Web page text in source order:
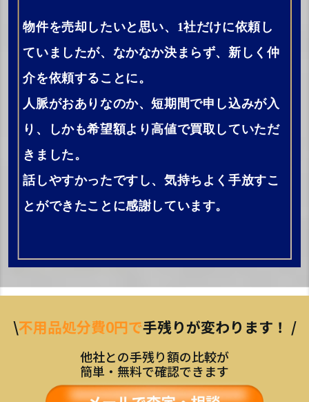
物件を売却したいと思い、1社だけに依頼し
ていましたが、なかなか決まらず、新しく仲
介を依頼することに。
人脈がおありなのか、短期間で申し込みが入
り、しかも希望額より高値で買取していただ
きました。
話しやすかったですし、気持ちよく手放すこ
とができたことに感謝しています。
\不用品処分費0円で手残りが変わります！ /
他社との手残り額の比較が
簡単・無料で確認できます